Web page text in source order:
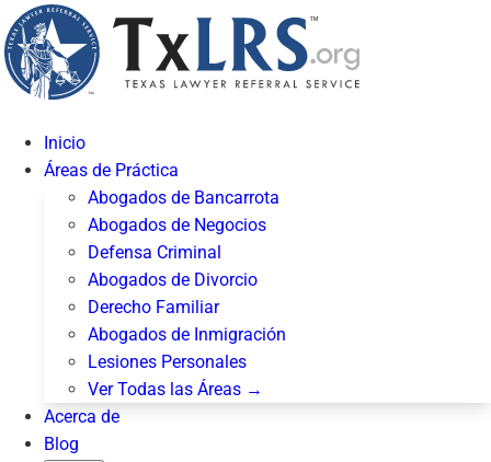
Inicio
Áreas de Práctica
Abogados de Bancarrota
Abogados de Negocios
Defensa Criminal
Abogados de Divorcio
Derecho Familiar
Abogados de Inmigración
Lesiones Personales
Ver Todas las Áreas →
Acerca de
Blog